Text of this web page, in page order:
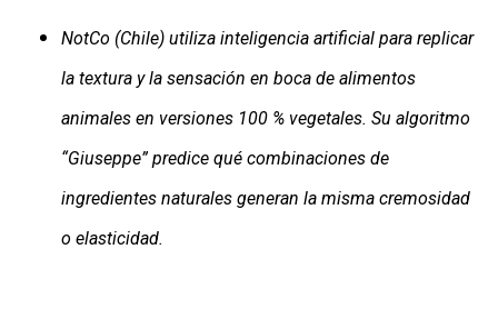
NotCo (Chile) utiliza inteligencia artificial para replicar
la textura y la sensación en boca de alimentos
animales en versiones 100 % vegetales. Su algoritmo
“Giuseppe” predice qué combinaciones de
ingredientes naturales generan la misma cremosidad
o elasticidad.